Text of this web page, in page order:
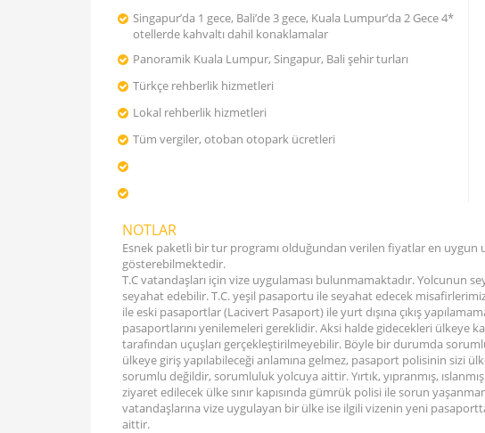
Singapur’da 1 gece, Bali’de 3 gece, Kuala Lumpur’da 2 Gece 4*
otellerde kahvaltı dahil konaklamalar
Panoramik Kuala Lumpur, Singapur, Bali şehir turları
Türkçe rehberlik hizmetleri
Lokal rehberlik hizmetleri
Tüm vergiler, otoban otopark ücretleri
NOTLAR
Esnek paketli bir tur programı olduğundan verilen fiyatlar en uygun
gösterebilmektedir.
T.C vatandaşları için vize uygulaması bulunmamaktadır. Yolcunun
seyahat edebilir. T.C. yeşil pasaportu ile seyahat edecek
ile eski pasaportlar (Lacivert Pasaport) ile yurt dışına çıkış
pasaportlarını yenilemeleri gereklidir. Aksi halde gidecekleri ülkeye
tarafından uçuşları gerçekleştirilmeyebilir. Böyle bir durumda
ülkeye giriş yapılabileceği anlamına gelmez, pasaport polisinin sizi
sorumlu değildir, sorumluluk yolcuya aittir. Yırtık, yıpranmış,
ziyaret edilecek ülke sınır kapısında gümrük polisi ile sorun
vatandaşlarına vize uygulayan bir ülke ise ilgili vizenin yeni
aittir.